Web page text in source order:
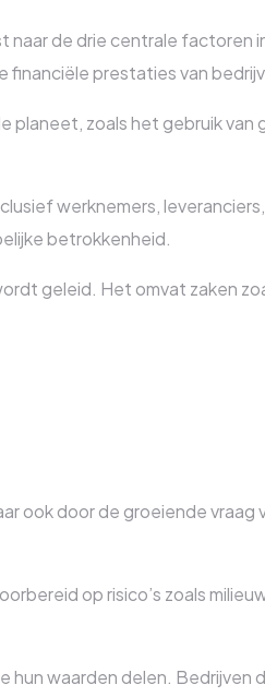
de drie centrale factoren
prestaties van
planeet, zoals het gebruik
werknemers,
betrokkenheid.
geleid. Het omvat zaken
ook door de groeiende
op risico’s zoals
waarden delen. Bedrijven